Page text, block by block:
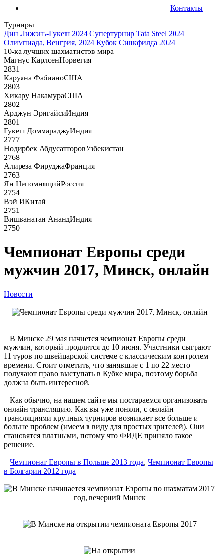
Контакты
Турниры
Дин Лижэнь-Гукеш 2024 Супертурнир Tata Steel 2024
Олимпиада, Венгрия, 2024 Кубок Синкфилда 2024
10-ка лучших шахматистов мира
Магнус КарлсенНорвегия
2831
Каруана ФабианоСША
2803
Хикару НакамураСША
2802
Арджун ЭригайсиИндия
2801
Гукеш ДоммараджуИндия
2777
Нодирбек АбдусатторовУзбекистан
2768
Алиреза ФируджаФранция
2763
Ян НепомнящийРоссия
2754
Вэй ИКитай
2751
Вишванатан АнандИндия
2750
Чемпионат Европы среди
мужчин 2017, Минск, онлайн
Новости
В Минске 29 мая начнется чемпионат Европы среди
мужчин, который продлится до 10 июня. Участники сыграют
11 туров по швейцарской системе с классическим контролем
времени. Стоит отметить, что занявшие с 1 по 22 место
получают право выступать в Кубке мира, поэтому борьба
должна быть интересной.
Как обычно, на нашем сайте мы постараемся организовать
онлайн трансляцию. Как вы уже поняли, с онлайн
трансляциями крупных турниров возникает все больше и
больше проблем (имеем в виду для простых зрителей). Они
становятся платными, потому что ФИДЕ приняло такое
решение.
Чемпионат Европы в Польше 2013 года, Чемпионат Европы
в Болгарии 2012 года